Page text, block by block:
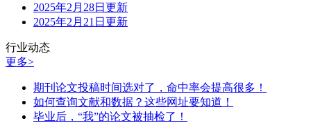
2025年2月28日更新
2025年2月21日更新
行业动态
更多>
期刊论文投稿时间选对了，命中率会提高很多！
如何查询文献和数据？这些网址要知道！
毕业后，“我”的论文被抽检了！